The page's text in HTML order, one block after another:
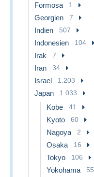
Formosa 1
Georgien 7
Indien 507
Indonesien 104
Irak 7
Iran 34
Israel 1.203
Japan 1.033
Kobe 41
Kyoto 60
Nagoya 2
Osaka 16
Tokyo 106
Yokohama 55